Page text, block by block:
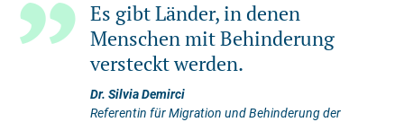
Es gibt Länder, in denen
Menschen mit Behinderung
versteckt werden.
Dr. Silvia Demirci
Referentin für Migration und Behinderung der